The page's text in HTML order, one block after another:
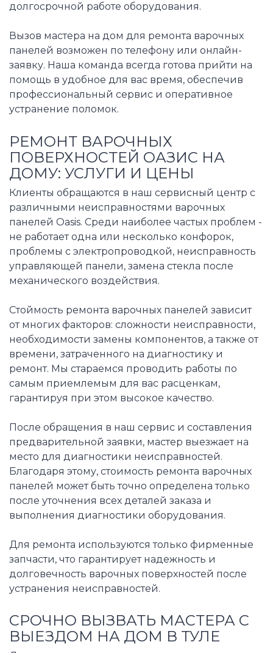
долгосрочной работе оборудования.
Вызов мастера на дом для ремонта варочных
панелей возможен по телефону или онлайн-
заявку. Наша команда всегда готова прийти на
помощь в удобное для вас время, обеспечив
профессиональный сервис и оперативное
устранение поломок.
РЕМОНТ ВАРОЧНЫХ
ПОВЕРХНОСТЕЙ ОАЗИС НА
ДОМУ: УСЛУГИ И ЦЕНЫ
Клиенты обращаются в наш сервисный центр с
различными неисправностями варочных
панелей Oasis. Среди наиболее частых проблем -
не работает одна или несколько конфорок,
проблемы с электропроводкой, неисправность
управляющей панели, замена стекла после
механического воздействия.
Стоймость ремонта варочных панелей зависит
от многих факторов: сложности неисправности,
необходимости замены компонентов, а также от
времени, затраченного на диагностику и
ремонт. Мы стараемся проводить работы по
самым приемлемым для вас расценкам,
гарантируя при этом высокое качество.
После обращения в наш сервис и составления
предварительной заявки, мастер выезжает на
место для диагностики неисправностей.
Благодаря этому, стоимость ремонта варочных
панелей может быть точно определена только
после уточнения всех деталей заказа и
выполнения диагностики оборудования.
Для ремонта используются только фирменные
запчасти, что гарантирует надежность и
долговечность варочных поверхностей после
устранения неисправностей.
СРОЧНО ВЫЗВАТЬ МАСТЕРА С
ВЫЕЗДОМ НА ДОМ В ТУЛЕ